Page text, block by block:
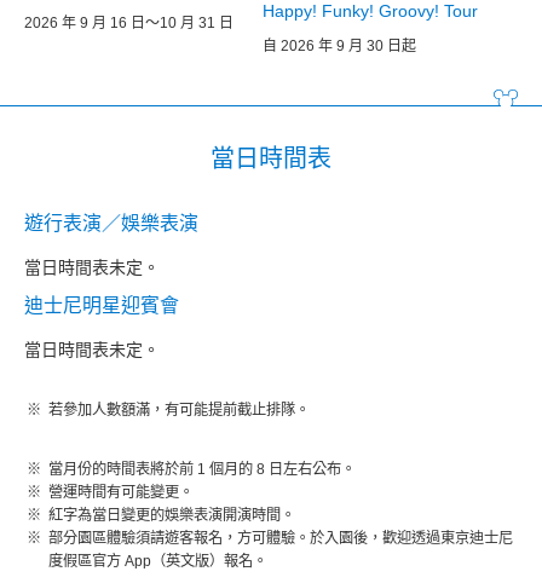
2026 年 9 月 16 日～10 月 31 日
Happy! Funky! Groovy! Tour
自 2026 年 9 月 30 日起
當日時間表
遊行表演／娛樂表演
當日時間表未定。
迪士尼明星迎賓會
當日時間表未定。
若參加人數額滿，有可能提前截止排隊。
當月份的時間表將於前 1 個月的 8 日左右公布。
營運時間有可能變更。
紅字為當日變更的娛樂表演開演時間。
部分園區體驗須請遊客報名，方可體驗。於入園後，歡迎透過東京迪士尼
度假區官方 App（英文版）報名。